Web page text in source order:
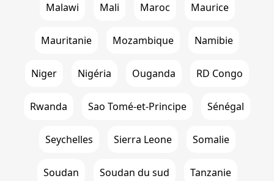
Malawi Mali Maroc Maurice
Mauritanie Mozambique Namibie
Niger Nigéria Ouganda RD Congo
Rwanda Sao Tomé-et-Principe Sénégal
Seychelles Sierra Leone Somalie
Soudan Soudan du sud Tanzanie